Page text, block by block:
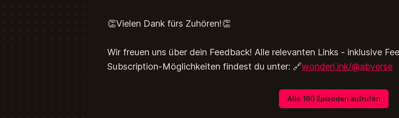
👏Vielen Dank fürs Zuhören!👏
Wir freuen uns über dein Feedback! Alle relevanten Links - inklusive
Subscription-Möglichkeiten findest du unter: 🔗wonderl.ink/@abverse
Alle 160 Episoden aufrufen